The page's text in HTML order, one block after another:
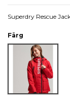
Superdry Rescue
Färg
Röd